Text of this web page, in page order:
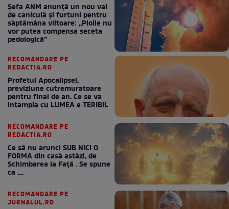
Șefa ANM anunță un nou val
de caniculă și furtuni pentru
săptămâna viitoare: „Ploile nu
vor putea compensa seceta
pedologică”
RECOMANDARE PE
REDACTIA.RO
Profetul Apocalipsei,
previziune cutremuratoare
pentru final de an. Ce se va
intampla cu LUMEA e TERIBIL
RECOMANDARE PE
REDACTIA.RO
Ce să nu arunci SUB NICI O
FORMA din casă astăzi, de
Schimbarea la Față . Se spune
ca ....
RECOMANDARE PE
JURNALUL.RO